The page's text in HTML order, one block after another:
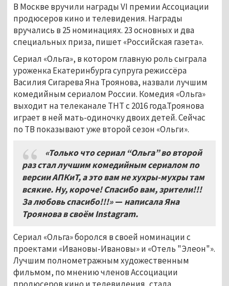
В Москве вручили награды VI премии Ассоциации
продюсеров кино и телевидения. Награды
вручались в 25 номинациях. 23 основных и два
специальных приза, пишет «Российская газета».
Сериал «Ольга», в котором главную роль сыграла
уроженка Екатеринбурга супруга режиссёра
Василия Сигарева Яна Троянова, назвали лучшим
комедийным сериалом России. Комедия «Ольга»
выходит на телеканале ТНТ с 2016 года.Троянова
играет в ней мать-одиночку двоих детей. Сейчас
по ТВ показывают уже второй сезон «Ольги».
«Только что сериал “Ольга” во второй
раз стал лучшим комедийным сериалом по
версии АПКиТ, а это вам не хухры-мухры там
всякие. Ну, короче! Спасибо вам, зрители!!!
За любовь спасибо!!!»— написала Яна
Троянова в своём Instagram.
Сериал «Ольга» боролся в своей номинации с
проектами «Ивановы-Ивановы» и «Отель "Элеон"».
Лучшим полнометражным художественным
фильмом, по мнению членов Ассоциации